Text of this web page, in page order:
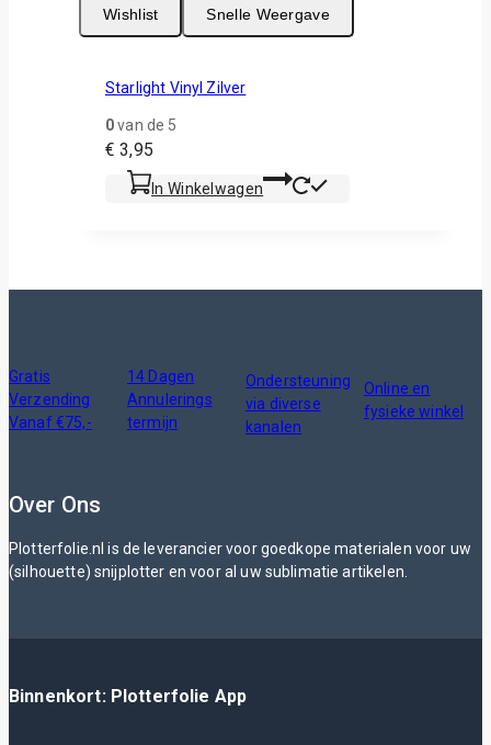
Wishlist Snelle Weergave
Starlight Vinyl Zilver
0van de 5
€ 3,95
In Winkelwagen
Gratis
Verzending
Vanaf €75,-
14 Dagen
Annulerings
termijn
Ondersteuning
via diverse
kanalen
Online en
fysieke winkel
Over Ons
Plotterfolie.nl is de leverancier voor goedkope materialen voor uw
(silhouette) snijplotter en voor al uw sublimatie artikelen.
Binnenkort: Plotterfolie App